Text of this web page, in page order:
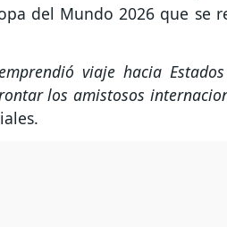
del Mundo 2026 que se
viaje hacia
los amistosos